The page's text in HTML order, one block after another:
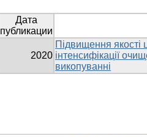
Дата
публикации
2020
Підвищення
інтенсифікації
викопуванні